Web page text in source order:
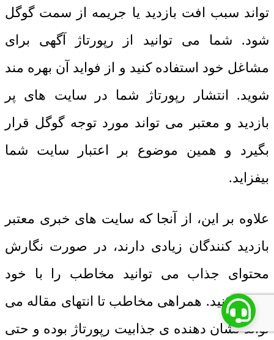
تواند سبب افت بازدید یا جریمه از سمت گوگل
شود. شما می توانید از رپورتاژ آگهی برای
مشاغل خود استفاده کنید و از فواید آن بهره مند
شوید. انتشار رپورتاژ شما در سایت های پر
بازدید و معتبر می تواند مورد توجه گوگل قرار
بگیرد و همین موضوع بر اعتبار سایت شما
بیفزاید.
علاوه بر این، از آنجا که سایت های خبری معتبر
بازدید کنندگان زیادی دارند، در صورت نگارش
محتوای جذاب می توانید مخاطب را با خود
همراه کنید. همراهی مخاطب تا انتهای مقاله می
تواند نشان دهنده ی جذابیت رپورتاژ بوده و حتی